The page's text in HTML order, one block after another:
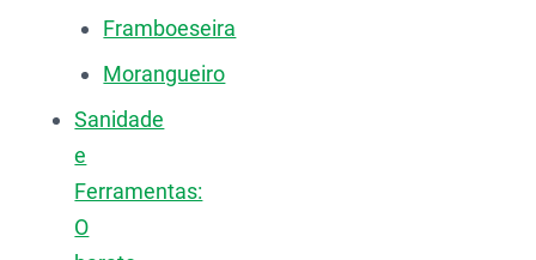
Framboeseira
Morangueiro
Sanidade
e
Ferramentas:
O